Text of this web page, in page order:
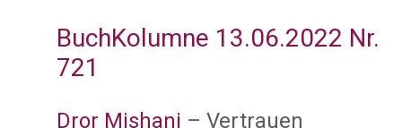
BuchKolumne 13.06.2022 Nr.
721
Dror Mishani – Vertrauen